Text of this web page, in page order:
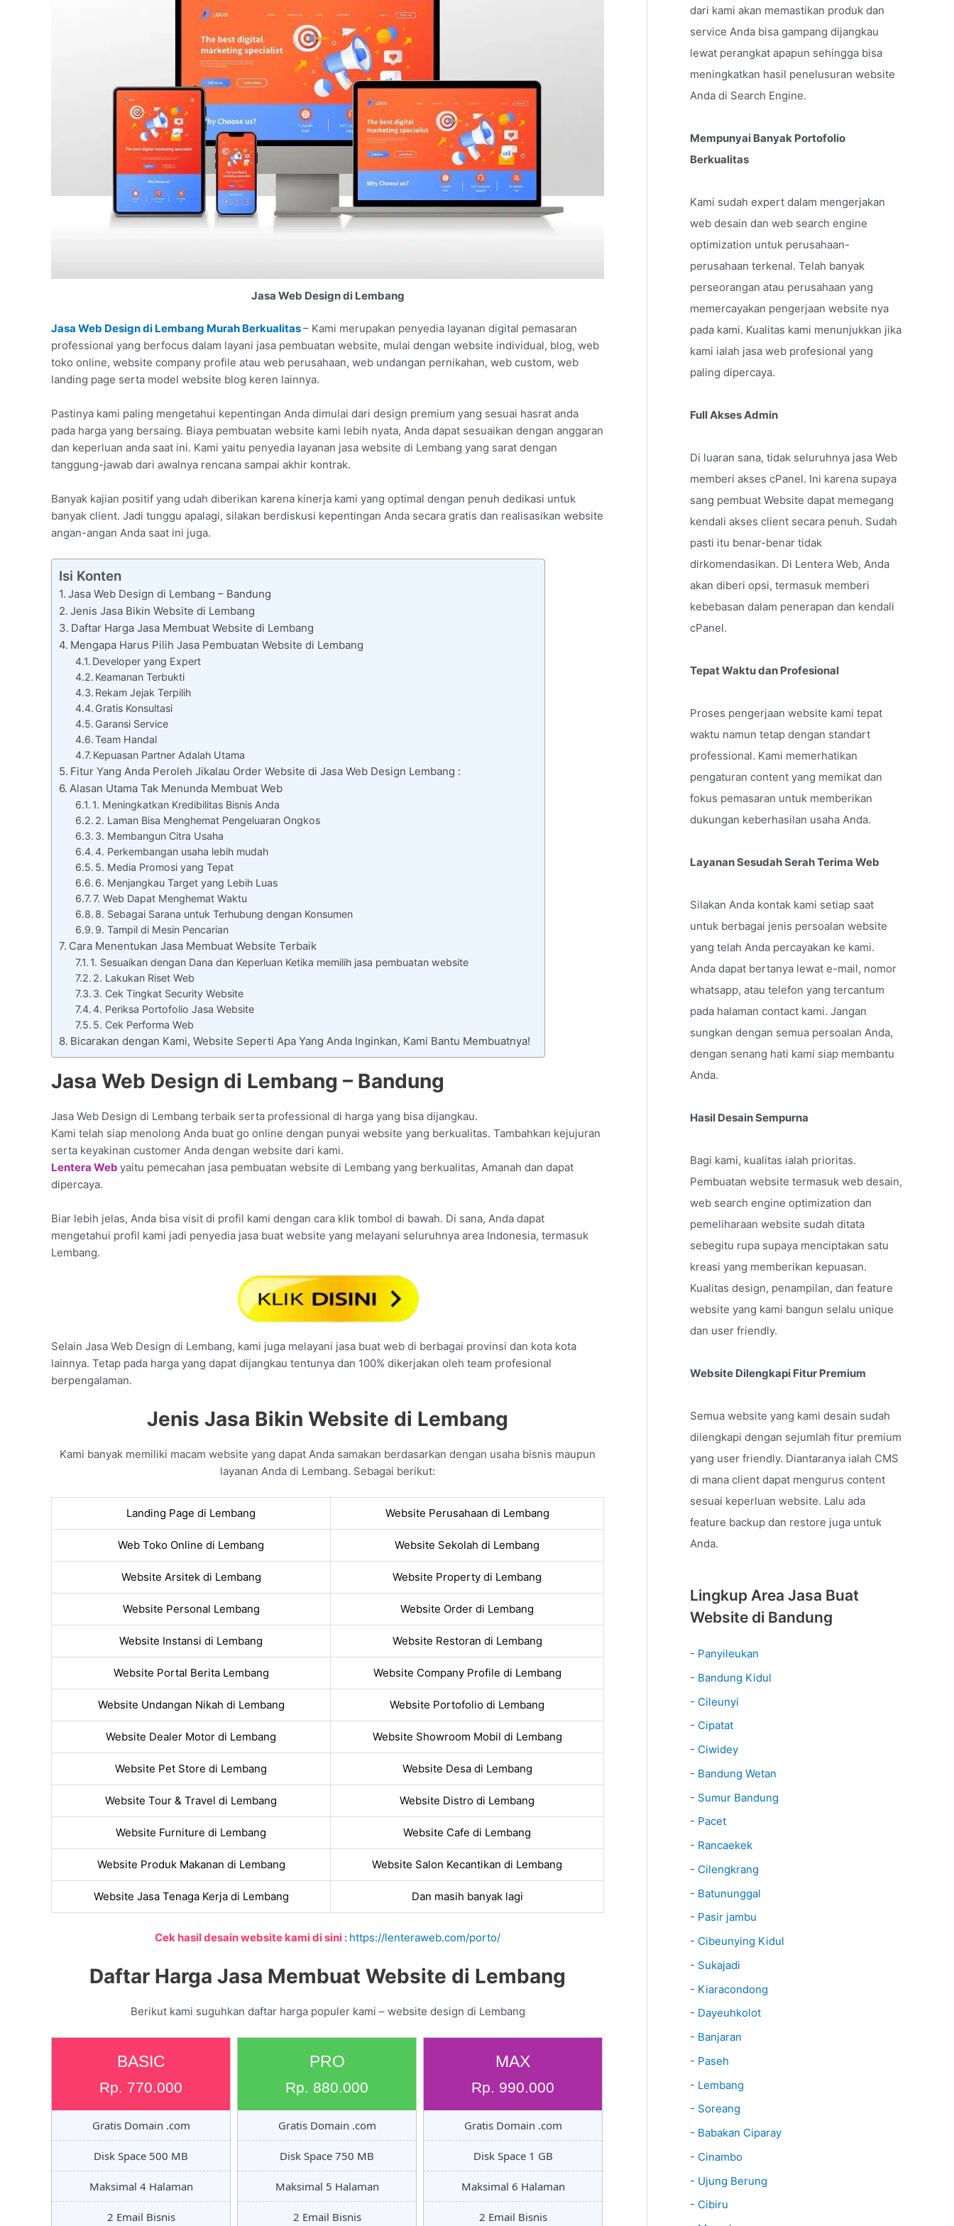
Jasa Web Design di Lembang
Jasa Web Design di Lembang Murah Berkualitas– Kami merupakan penyedia layanan digital pemasaran
professional yang berfocus dalam layani jasa pembuatan website, mulai dengan website individual, blog, web
toko online, website company profile atau web perusahaan, web undangan pernikahan, web custom, web
landing page serta model website blog keren lainnya.
Pastinya kami paling mengetahui kepentingan Anda dimulai dari design premium yang sesuai hasrat anda
pada harga yang bersaing. Biaya pembuatan website kami lebih nyata, Anda dapat sesuaikan dengan anggaran
dan keperluan anda saat ini. Kami yaitu penyedia layanan jasa website di Lembang yang sarat dengan
tanggung-jawab dari awalnya rencana sampai akhir kontrak.
Banyak kajian positif yang udah diberikan karena kinerja kami yang optimal dengan penuh dedikasi untuk
banyak client. Jadi tunggu apalagi, silakan berdiskusi kepentingan Anda secara gratis dan realisasikan website
angan-angan Anda saat ini juga.
Isi Konten
Jasa Web Design di Lembang – Bandung
Jenis Jasa Bikin Website di Lembang
Daftar Harga Jasa Membuat Website di Lembang
Mengapa Harus Pilih Jasa Pembuatan Website di Lembang
Developer yang Expert
Keamanan Terbukti
Rekam Jejak Terpilih
Gratis Konsultasi
Garansi Service
Team Handal
Kepuasan Partner Adalah Utama
Fitur Yang Anda Peroleh Jikalau Order Website di Jasa Web Design Lembang :
Alasan Utama Tak Menunda Membuat Web
1. Meningkatkan Kredibilitas Bisnis Anda
2. Laman Bisa Menghemat Pengeluaran Ongkos
3. Membangun Citra Usaha
4. Perkembangan usaha lebih mudah
5. Media Promosi yang Tepat
6. Menjangkau Target yang Lebih Luas
7. Web Dapat Menghemat Waktu
8. Sebagai Sarana untuk Terhubung dengan Konsumen
9. Tampil di Mesin Pencarian
Cara Menentukan Jasa Membuat Website Terbaik
1. Sesuaikan dengan Dana dan Keperluan Ketika memilih jasa pembuatan website
2. Lakukan Riset Web
3. Cek Tingkat Security Website
4. Periksa Portofolio Jasa Website
5. Cek Performa Web
Bicarakan dengan Kami, Website Seperti Apa Yang Anda Inginkan, Kami Bantu Membuatnya!
Jasa Web Design di Lembang – Bandung
Jasa Web Design di Lembang terbaik serta professional di harga yang bisa dijangkau.
Kami telah siap menolong Anda buat go online dengan punyai website yang berkualitas. Tambahkan kejujuran
serta keyakinan customer Anda dengan website dari kami.
Lentera Web yaitu pemecahan jasa pembuatan website di Lembang yang berkualitas, Amanah dan dapat
dipercaya.
Biar lebih jelas, Anda bisa visit di profil kami dengan cara klik tombol di bawah. Di sana, Anda dapat
mengetahui profil kami jadi penyedia jasa buat website yang melayani seluruhnya area Indonesia, termasuk
Lembang.
Selain Jasa Web Design di Lembang, kami juga melayani jasa buat web di berbagai provinsi dan kota kota
lainnya. Tetap pada harga yang dapat dijangkau tentunya dan 100% dikerjakan oleh team profesional
berpengalaman.
Jenis Jasa Bikin Website di Lembang
Kami banyak memiliki macam website yang dapat Anda samakan berdasarkan dengan usaha bisnis maupun
layanan Anda di Lembang. Sebagai berikut:
Landing Page di Lembang Website Perusahaan di Lembang
Web Toko Online di Lembang Website Sekolah di Lembang
Website Arsitek di Lembang Website Property di Lembang
Website Personal Lembang Website Order di Lembang
Website Instansi di Lembang Website Restoran di Lembang
Website Portal Berita Lembang Website Company Profile di Lembang
Website Undangan Nikah di Lembang Website Portofolio di Lembang
Website Dealer Motor di Lembang Website Showroom Mobil di Lembang
Website Pet Store di Lembang Website Desa di Lembang
Website Tour & Travel di Lembang Website Distro di Lembang
Website Furniture di Lembang Website Cafe di Lembang
Website Produk Makanan di Lembang Website Salon Kecantikan di Lembang
Website Jasa Tenaga Kerja di Lembang Dan masih banyak lagi
Cek hasil desain website kami di sini : https://lenteraweb.com/porto/
Daftar Harga Jasa Membuat Website di Lembang
Berikut kami suguhkan daftar harga populer kami – website design di Lembang
BASIC
Rp. 770.000
Gratis Domain .com
Disk Space 500 MB
Maksimal 4 Halaman
2 Email Bisnis
PRO
Rp. 880.000
Gratis Domain .com
Disk Space 750 MB
Maksimal 5 Halaman
2 Email Bisnis
MAX
Rp. 990.000
Gratis Domain .com
Disk Space 1 GB
Maksimal 6 Halaman
2 Email Bisnis
dari kami akan memastikan produk dan
service Anda bisa gampang dijangkau
lewat perangkat apapun sehingga bisa
meningkatkan hasil penelusuran website
Anda di Search Engine.
Mempunyai Banyak Portofolio
Berkualitas
Kami sudah expert dalam mengerjakan
web desain dan web search engine
optimization untuk perusahaan-
perusahaan terkenal. Telah banyak
perseorangan atau perusahaan yang
memercayakan pengerjaan website nya
pada kami. Kualitas kami menunjukkan jika
kami ialah jasa web profesional yang
paling dipercaya.
Full Akses Admin
Di luaran sana, tidak seluruhnya jasa Web
memberi akses cPanel. Ini karena supaya
sang pembuat Website dapat memegang
kendali akses client secara penuh. Sudah
pasti itu benar-benar tidak
dirkomendasikan. Di Lentera Web, Anda
akan diberi opsi, termasuk memberi
kebebasan dalam penerapan dan kendali
cPanel.
Tepat Waktu dan Profesional
Proses pengerjaan website kami tepat
waktu namun tetap dengan standart
professional. Kami memerhatikan
pengaturan content yang memikat dan
fokus pemasaran untuk memberikan
dukungan keberhasilan usaha Anda.
Layanan Sesudah Serah Terima Web
Silakan Anda kontak kami setiap saat
untuk berbagai jenis persoalan website
yang telah Anda percayakan ke kami.
Anda dapat bertanya lewat e-mail, nomor
whatsapp, atau telefon yang tercantum
pada halaman contact kami. Jangan
sungkan dengan semua persoalan Anda,
dengan senang hati kami siap membantu
Anda.
Hasil Desain Sempurna
Bagi kami, kualitas ialah prioritas.
Pembuatan website termasuk web desain,
web search engine optimization dan
pemeliharaan website sudah ditata
sebegitu rupa supaya menciptakan satu
kreasi yang memberikan kepuasan.
Kualitas design, penampilan, dan feature
website yang kami bangun selalu unique
dan user friendly.
Website Dilengkapi Fitur Premium
Semua website yang kami desain sudah
dilengkapi dengan sejumlah fitur premium
yang user friendly. Diantaranya ialah CMS
di mana client dapat mengurus content
sesuai keperluan website. Lalu ada
feature backup dan restore juga untuk
Anda.
Lingkup Area Jasa Buat
Website di Bandung
- Panyileukan
- Bandung Kidul
- Cileunyi
- Cipatat
- Ciwidey
- Bandung Wetan
- Sumur Bandung
- Pacet
- Rancaekek
- Cilengkrang
- Batununggal
- Pasir jambu
- Cibeunying Kidul
- Sukajadi
- Kiaracondong
- Dayeuhkolot
- Banjaran
- Paseh
- Lembang
- Soreang
- Babakan Ciparay
- Cinambo
- Ujung Berung
- Cibiru